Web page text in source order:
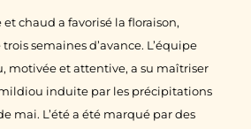
chaud a favorisé la floraison,
semaines d’avance. L’équipe
motivée et attentive, a su maîtriser
induite par les précipitations
mai. L’été a été marqué par des